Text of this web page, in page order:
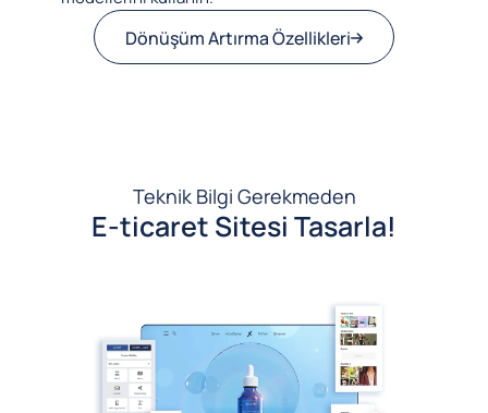
Dönüşüm Artırma Özellikleri
Teknik Bilgi Gerekmeden
E-ticaret Sitesi Tasarla!